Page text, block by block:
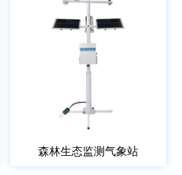
森林生态监测气象站